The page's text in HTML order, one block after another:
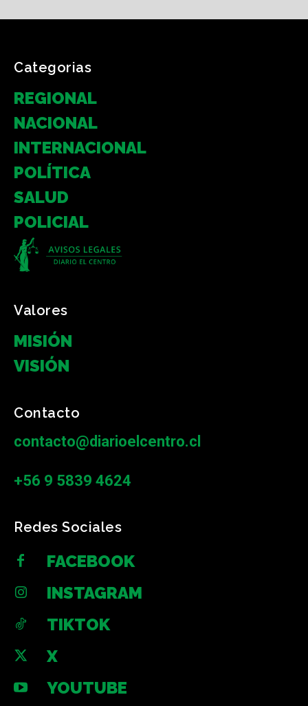
Categorias
REGIONAL
NACIONAL
INTERNACIONAL
POLÍTICA
SALUD
POLICIAL
Valores
MISIÓN
VISIÓN
Contacto
contacto@diarioelcentro.cl
+56 9 5839 4624
Redes Sociales
FACEBOOK
INSTAGRAM
TIKTOK
X
YOUTUBE